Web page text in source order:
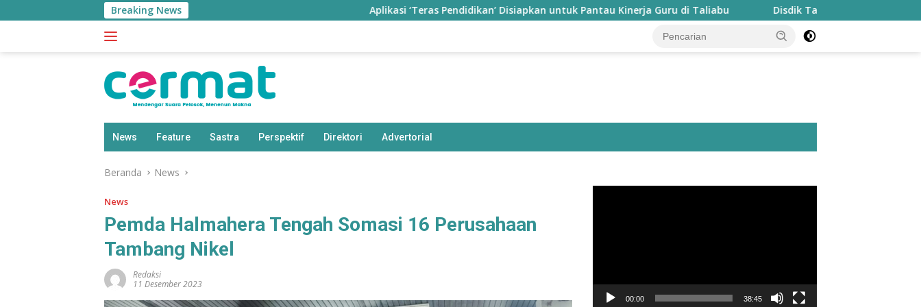
ke
Breaking News Aplikasi ‘Teras Pendidikan’ Disiapkan untuk Pantau Kinerja Guru di Taliabu Disdik Taliabu Gagas Hari Belajar Guru,
News Feature Sastra Perspektif Direktori Advertorial
Beranda News
News
Pemda Halmahera Tengah Somasi 16 Perusahaan
Tambang Nikel
Redaksi
11 Desember 2023
00:00 38:45